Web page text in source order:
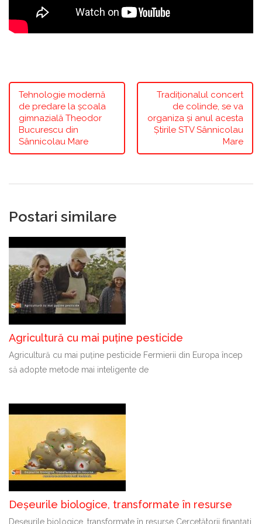
Tehnologie modernă
de predare la școala
gimnazială Theodor
Bucurescu din
Sânnicolau Mare
Tradiționalul concert
de colinde, se va
organiza și anul acesta
Știrile STV Sânnicolau
Mare
Postari similare
Agricultură cu mai puține pesticide
Agricultură cu mai puține pesticide Fermierii din Europa încep
să adopte metode mai inteligente de
Deșeurile biologice, transformate în resurse
Deșeurile biologice, transformate în resurse Cercetătorii finanțați